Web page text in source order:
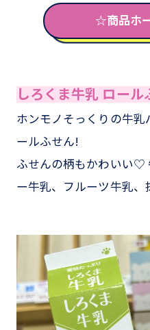
☆商品ホ
しろくま牛乳 ロール
ホンモノそっくりの牛
ールふせん!
ふせんの柄もかわいい♡
ー牛乳、フルーツ牛乳